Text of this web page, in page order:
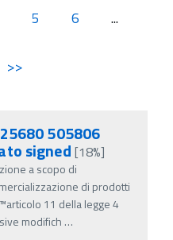
5 6 ...
>>
505806
signed [18%]
a scopo di
di prodotti
11 della legge 4
modifich …